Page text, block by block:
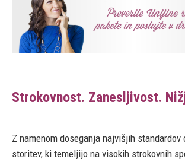
Strokovnost. Zanesljivost.
Z namenom doseganja najvišjih standardov
storitev, ki temeljijo na visokih strokovnih